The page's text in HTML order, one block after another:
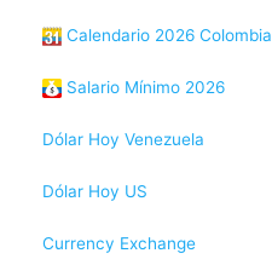
Calendario 2026 Colombia
Salario Mínimo 2026
Dólar Hoy Venezuela
Dólar Hoy US
Currency Exchange